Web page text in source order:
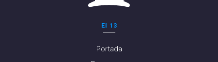
El 13
Portada